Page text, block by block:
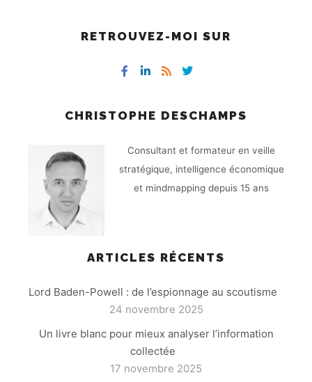
RETROUVEZ-MOI SUR
CHRISTOPHE DESCHAMPS
Consultant et formateur en veille
stratégique, intelligence économique
et mindmapping depuis 15 ans
ARTICLES RÉCENTS
Lord Baden-Powell : de l’espionnage au scoutisme
24 novembre 2025
Un livre blanc pour mieux analyser l’information
collectée
17 novembre 2025